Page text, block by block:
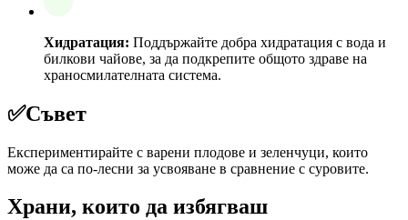
Хидратация: Поддържайте добра хидратация с вода и
билкови чайове, за да подкрепите общото здраве на
храносмилателната система.
✅Съвет
Експериментирайте с варени плодове и зеленчуци, които
може да са по-лесни за усвояване в сравнение с суровите.
Храни, които да избягваш